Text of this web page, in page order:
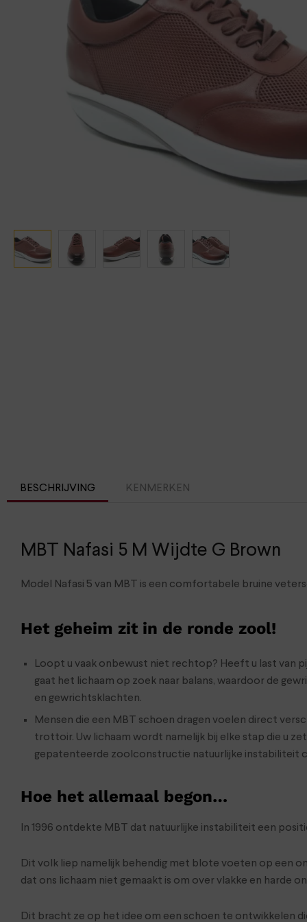
Pantoffels
Verbandschoenen (externe website)
Lowa
Meindl
BESCHRIJVING KENMERKEN
MBT Nafasi 5 M Wijdte G Brown
Model Nafasi 5 van MBT is een comfortabele bruine
Het geheim zit in de ronde zool!
Loopt u vaak onbewust niet rechtop? Heeft u last van
gaat het lichaam op zoek naar balans, waardoor de
en gewrichtsklachten.
Mensen die een MBT schoen dragen voelen direct
trottoir. Uw lichaam wordt namelijk bij elke stap die u
gepatenteerde zoolconstructie natuurlijke instabiliteit
Hoe het allemaal begon…
In 1996 ontdekte MBT dat natuurlijke instabiliteit een
Dit volk liep namelijk behendig met blote voeten op een
dat ons lichaam niet gemaakt is om over vlakke en harde
Dit bracht ze op het idee om een schoen te ontwikkelen